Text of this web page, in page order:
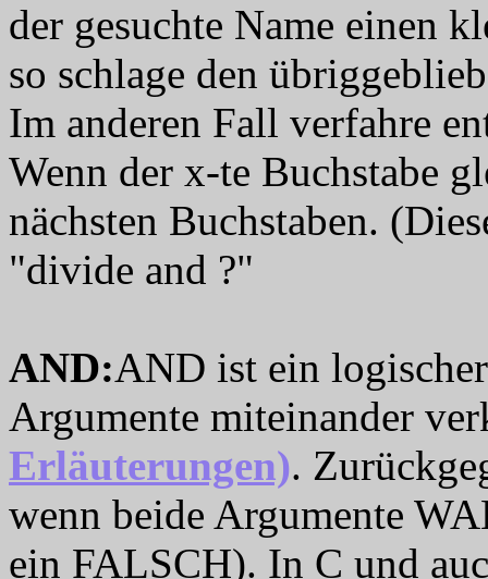
der gesuchte Name einen
so schlage den
Im anderen Fall verfahre
Wenn der x-te Buchstabe
nächsten Buchstaben.
"divide and ?"
AND:AND ist ein
Argumente miteinander
Erläuterungen).
wenn beide Argumente
ein FALSCH). In C und